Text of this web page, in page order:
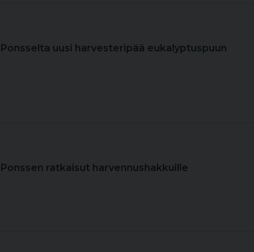
| Ponsselta uusi harvesteripää eukalyptuspuun
| Ponssen ratkaisut harvennushakkuille